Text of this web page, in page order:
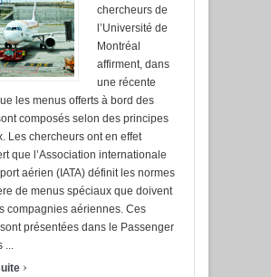
chercheurs de
l’Université de
Montréal
affirment, dans
une récente
les menus offerts à bord des
composés selon des principes
Les chercheurs ont en effet
que l’Association internationale
aérien (IATA) définit les normes
de menus spéciaux que doivent
compagnies aériennes. Ces
présentées dans le Passenger
...
›